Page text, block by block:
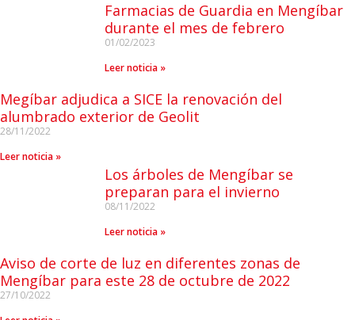
Farmacias de Guardia en Mengíbar
durante el mes de febrero
01/02/2023
Leer noticia »
Megíbar adjudica a SICE la renovación del
alumbrado exterior de Geolit
28/11/2022
Leer noticia »
Los árboles de Mengíbar se
preparan para el invierno
08/11/2022
Leer noticia »
Aviso de corte de luz en diferentes zonas de
Mengíbar para este 28 de octubre de 2022
27/10/2022